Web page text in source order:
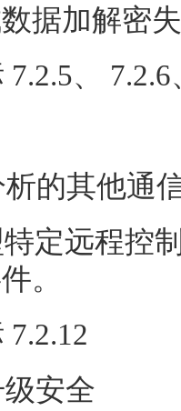
据加解密
、 7.2.6
的其他通
定远程控
。
安全